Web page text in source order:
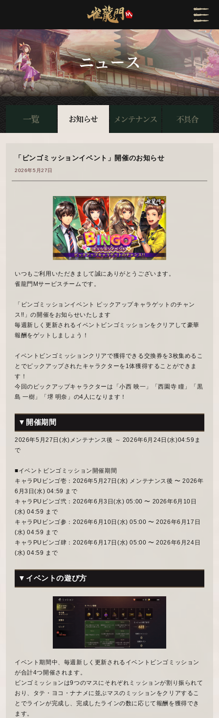
「ビンゴミッションイベント」開催のお知らせ
2026年5月27日
いつもご利用いただきまして誠にありがとうございます。
雀龍門Mサービスチームです。
「ビンゴミッションイベント ピックアップキャラゲットのチャン
ス!!」の開催をお知らせいたします
毎週新しく更新されるイベントビンゴミッションをクリアして豪華
報酬をゲットしましょう！
イベントビンゴミッションクリアで獲得できる交換券を3枚集めるこ
とでピックアップされたキャラクターを1体獲得することができま
す！
今回のピックアップキャラクターは「小西 映一」「西園寺 瞳」「黒
島 一樹」「堺 明奈」の4人になります！
▼開催期間
2026年5月27日(水)メンテナンス後 ～ 2026年6月24日(水)04:59ま
で
■イベントビンゴミッション開催期間
キャラPUビンゴ壱：2026年5月27日(水) メンテナンス後 〜 2026年
6月3日(水) 04:59 まで
キャラPUビンゴ弐：2026年6月3日(水) 05:00 〜 2026年6月10日
(水) 04:59 まで
キャラPUビンゴ参：2026年6月10日(水) 05:00 〜 2026年6月17日
(水) 04:59 まで
キャラPUビンゴ肆：2026年6月17日(水) 05:00 〜 2026年6月24日
(水) 04:59 まで
▼イベントの遊び方
イベント期間中、毎週新しく更新されるイベントビンゴミッション
が合計4つ開催されます。
ビンゴミッションは9つのマスにそれぞれミッションが割り振られて
おり、タテ・ヨコ・ナナメに並ぶマスのミッションをクリアするこ
とでラインが完成し、完成したラインの数に応じて報酬を獲得でき
ます。